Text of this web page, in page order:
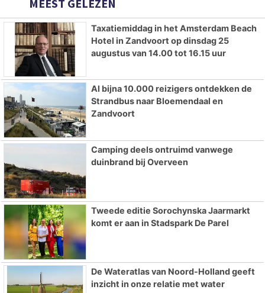
MEEST GELEZEN
Taxatiemiddag in het Amsterdam Beach
Hotel in Zandvoort op dinsdag 25
augustus van 14.00 tot 16.15 uur
Al bijna 10.000 reizigers ontdekken de
Strandbus naar Bloemendaal en
Zandvoort
Camping deels ontruimd vanwege
duinbrand bij Overveen
Tweede editie Sorochynska Jaarmarkt
komt er aan in Stadspark De Parel
De Wateratlas van Noord-Holland geeft
inzicht in onze relatie met water